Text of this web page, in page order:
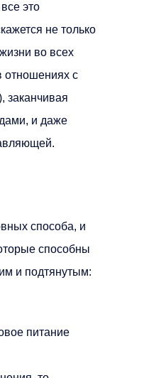
это
не только
во всех
отношениях с
и даже
способа, и
способны
и подтянутым:
питание